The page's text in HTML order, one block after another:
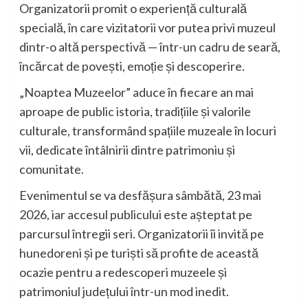
Organizatorii promit o experiență culturală
specială, în care vizitatorii vor putea privi muzeul
dintr-o altă perspectivă — într-un cadru de seară,
încărcat de povești, emoție și descoperire.
„Noaptea Muzeelor” aduce în fiecare an mai
aproape de public istoria, tradițiile și valorile
culturale, transformând spațiile muzeale în locuri
vii, dedicate întâlnirii dintre patrimoniu și
comunitate.
Evenimentul se va desfășura sâmbătă, 23 mai
2026, iar accesul publicului este așteptat pe
parcursul întregii seri. Organizatorii îi invită pe
hunedoreni și pe turiști să profite de această
ocazie pentru a redescoperi muzeele și
patrimoniul județului într-un mod inedit.